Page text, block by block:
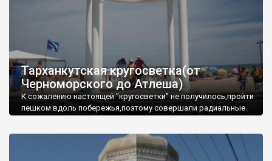
Тарханкутская кругосветка(от
Черноморского до Атлеша)
К сожалению настоящей "кругосветки" не получилось,пройти
пешком вдоль побережья,поэтому совершали радиальные